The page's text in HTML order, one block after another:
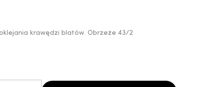
krawędzi blatów. Obrzeże 43/2